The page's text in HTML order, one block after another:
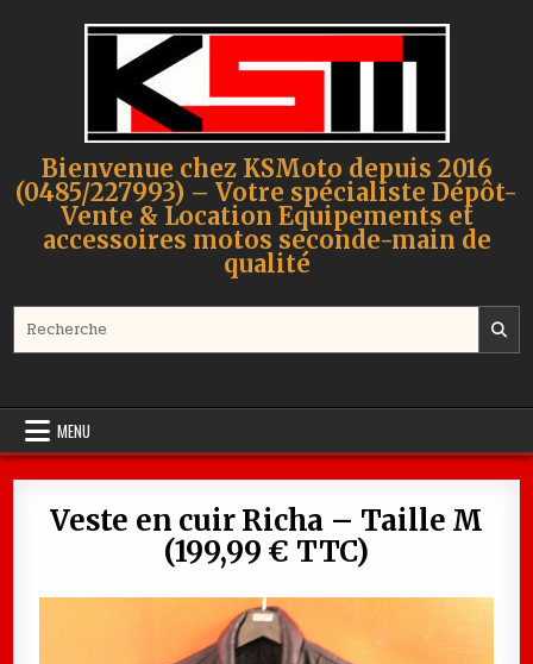
Bienvenue chez KSMoto depuis 2016
(0485/227993) – Votre spécialiste Dépôt-
Vente & Location Equipements et
accessoires motos seconde-main de
qualité
MENU
Veste en cuir Richa – Taille M
(199,99 € TTC)